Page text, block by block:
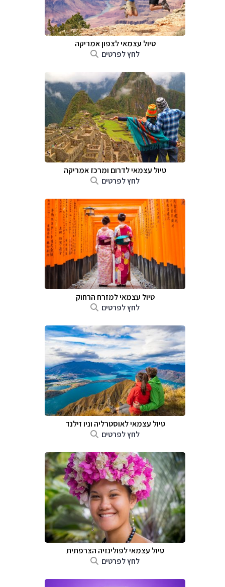
טיול עצמאי לצפון אמריקה
לחץ לפרטים
טיול עצמאי לדרום ומרכז אמריקה
לחץ לפרטים
טיול עצמאי למזרח הרחוק
לחץ לפרטים
טיול עצמאי לאוסטרליה וניו זילנד
לחץ לפרטים
טיול עצמאי לפולינזיה הצרפתית
לחץ לפרטים